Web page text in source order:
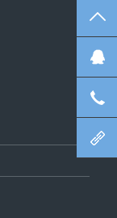
在
咨
北